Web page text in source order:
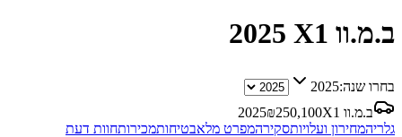
ב.מ.וו X1 2025
בחרו שנה:2025
ב.מ.וו X1
2025₪250,100
גלריהמחירון ועלויותסקירהמפרט מלאבטיחותמכירותחוות דעת